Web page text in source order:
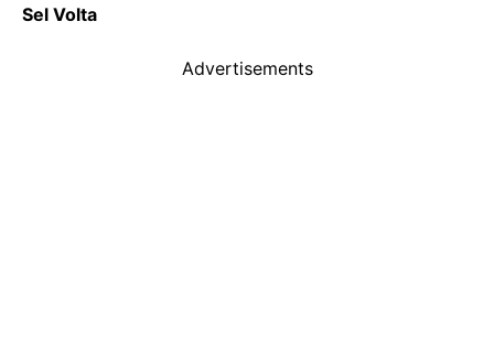
Sel Volta
Advertisements